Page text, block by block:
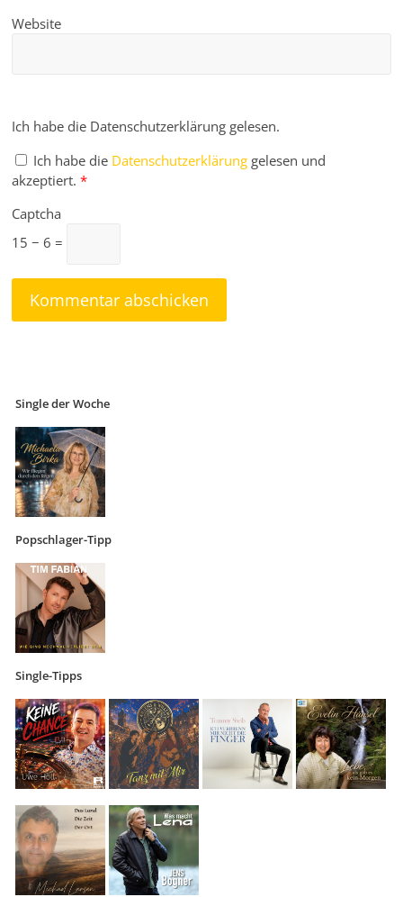
Website
Ich habe die Datenschutzerklärung gelesen.
Ich habe die Datenschutzerklärung gelesen und
akzeptiert. *
Captcha
15 − 6 =
Single der Woche
Popschlager-Tipp
Single-Tipps